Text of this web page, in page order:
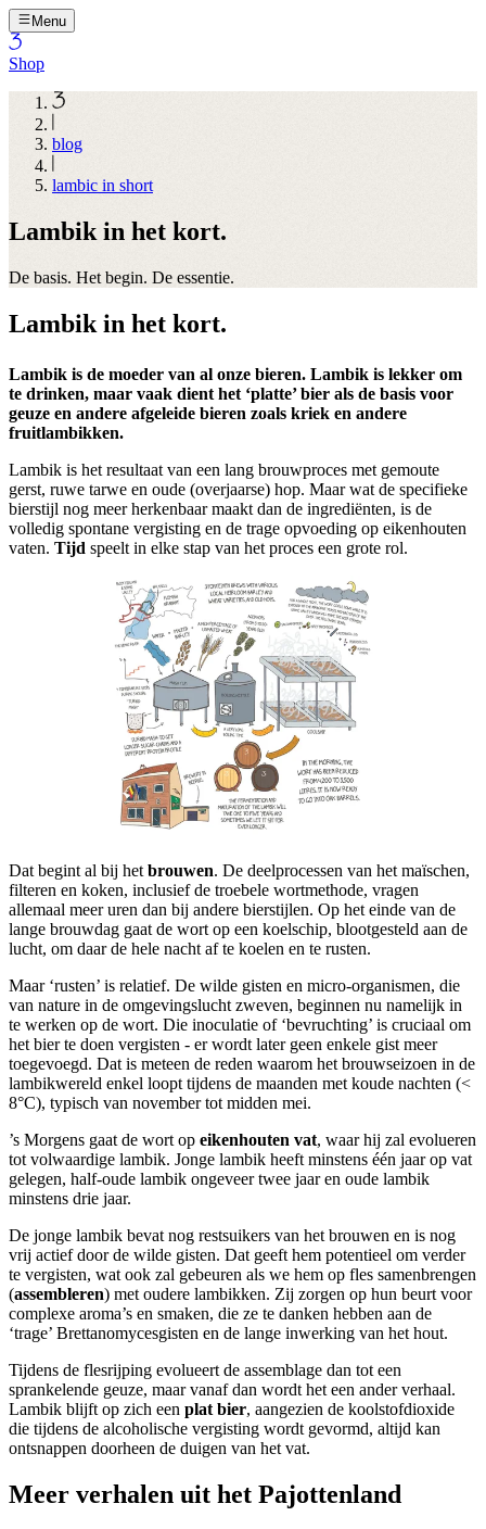
Menu
Shop
blog
lambic in short
Lambik in het kort.
De basis. Het begin. De essentie.
Lambik in het kort.
Lambik is de moeder van al onze bieren. Lambik is lekker om
te drinken, maar vaak dient het ‘platte’ bier als de basis voor
geuze en andere afgeleide bieren zoals kriek en andere
fruitlambikken.
Lambik is het resultaat van een lang brouwproces met gemoute
gerst, ruwe tarwe en oude (overjaarse) hop. Maar wat de specifieke
bierstijl nog meer herkenbaar maakt dan de ingrediënten, is de
volledig spontane vergisting en de trage opvoeding op eikenhouten
vaten. Tijd speelt in elke stap van het proces een grote rol.
Dat begint al bij het brouwen. De deelprocessen van het maïschen,
filteren en koken, inclusief de troebele wortmethode, vragen
allemaal meer uren dan bij andere bierstijlen. Op het einde van de
lange brouwdag gaat de wort op een koelschip, blootgesteld aan de
lucht, om daar de hele nacht af te koelen en te rusten.
Maar ‘rusten’ is relatief. De wilde gisten en micro-organismen, die
van nature in de omgevingslucht zweven, beginnen nu namelijk in
te werken op de wort. Die inoculatie of ‘bevruchting’ is cruciaal om
het bier te doen vergisten - er wordt later geen enkele gist meer
toegevoegd. Dat is meteen de reden waarom het brouwseizoen in de
lambikwereld enkel loopt tijdens de maanden met koude nachten (<
8°C), typisch van november tot midden mei.
’s Morgens gaat de wort op eikenhouten vat, waar hij zal evolueren
tot volwaardige lambik. Jonge lambik heeft minstens één jaar op vat
gelegen, half-oude lambik ongeveer twee jaar en oude lambik
minstens drie jaar.
De jonge lambik bevat nog restsuikers van het brouwen en is nog
vrij actief door de wilde gisten. Dat geeft hem potentieel om verder
te vergisten, wat ook zal gebeuren als we hem op fles samenbrengen
(assembleren) met oudere lambikken. Zij zorgen op hun beurt voor
complexe aroma’s en smaken, die ze te danken hebben aan de
‘trage’ Brettanomycesgisten en de lange inwerking van het hout.
Tijdens de flesrijping evolueert de assemblage dan tot een
sprankelende geuze, maar vanaf dan wordt het een ander verhaal.
Lambik blijft op zich een plat bier, aangezien de koolstofdioxide
die tijdens de alcoholische vergisting wordt gevormd, altijd kan
ontsnappen doorheen de duigen van het vat.
Meer verhalen uit het Pajottenland